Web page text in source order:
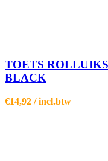
TOETS
BLACK
€14,92 / incl.btw